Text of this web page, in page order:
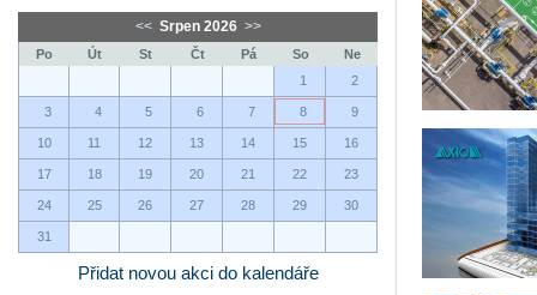
<< Srpen 2026 >>
Po Út St Čt Pá So
Ne
1
2
3 4 5 6 7 8 9
10 11 12 13 14 15 16
17 18 19 20 21 22 23
24 25 26 27 28 29 30
31
Přidat novou akci do kalendáře